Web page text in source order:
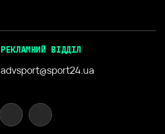
РЕКЛАМНИЙ ВІДДІЛ
advsport@sport24.ua